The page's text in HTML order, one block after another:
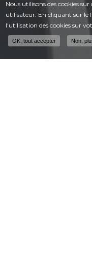
Nous utilisons des cookies
utilisateur. En cliquant sur le
l'utilisation des cookies sur
OK, tout accepter Non,